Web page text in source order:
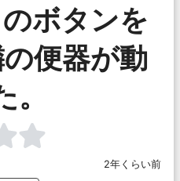
のボタンを
便器が動
。
2年くらい前